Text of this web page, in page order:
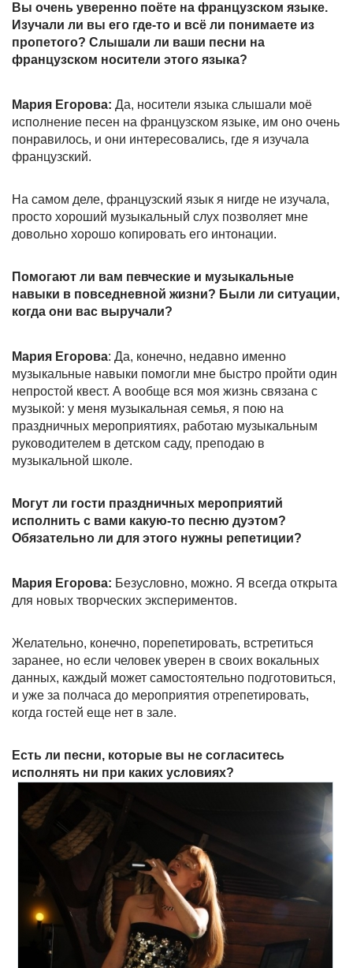
Вы очень уверенно поёте на французском языке.
Изучали ли вы его где-то и всё ли понимаете из
пропетого? Слышали ли ваши песни на
французском носители этого языка?
Мария Егорова: Да, носители языка слышали моё
исполнение песен на французском языке, им оно очень
понравилось, и они интересовались, где я изучала
французский.
На самом деле, французский язык я нигде не изучала,
просто хороший музыкальный слух позволяет мне
довольно хорошо копировать его интонации.
Помогают ли вам певческие и музыкальные
навыки в повседневной жизни? Были ли ситуации,
когда они вас выручали?
Мария Егорова: Да, конечно, недавно именно
музыкальные навыки помогли мне быстро пройти один
непростой квест. А вообще вся моя жизнь связана с
музыкой: у меня музыкальная семья, я пою на
праздничных мероприятиях, работаю музыкальным
руководителем в детском саду, преподаю в
музыкальной школе.
Могут ли гости праздничных мероприятий
исполнить с вами какую-то песню дуэтом?
Обязательно ли для этого нужны репетиции?
Мария Егорова: Безусловно, можно. Я всегда открыта
для новых творческих экспериментов.
Желательно, конечно, порепетировать, встретиться
заранее, но если человек уверен в своих вокальных
данных, каждый может самостоятельно подготовиться,
и уже за полчаса до мероприятия отрепетировать,
когда гостей еще нет в зале.
Есть ли песни, которые вы не согласитесь
исполнять ни при каких условиях?